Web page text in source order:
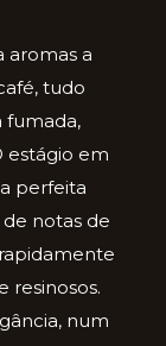
aromas a
tudo
fumada,
estágio em
perfeita
notas de
resinosos.
num